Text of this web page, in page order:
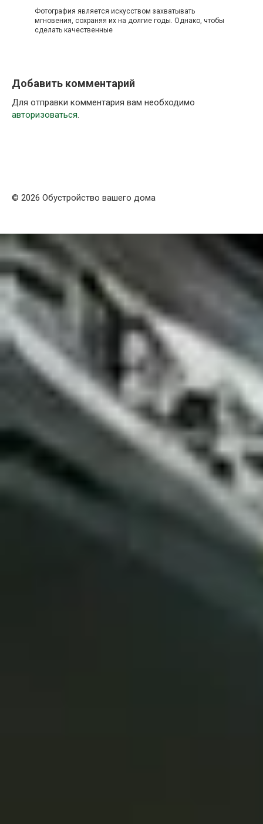
Фотография является искусством захватывать
мгновения, сохраняя их на долгие годы. Однако, чтобы
сделать качественные
Добавить комментарий
Для отправки комментария вам необходимо
авторизоваться.
© 2026 Обустройство вашего дома